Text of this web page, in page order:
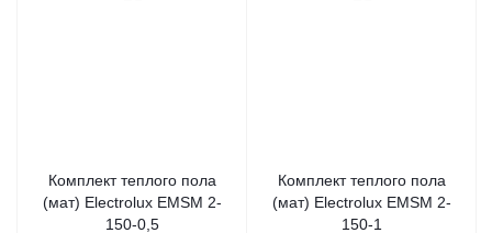
Комплект теплого пола
(мат) Electrolux EMSM 2-
150-0,5
Комплект теплого пола
(мат) Electrolux EMSM 2-
150-1